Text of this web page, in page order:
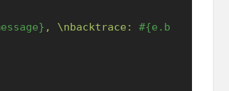
, \nbacktrace: #{e.b